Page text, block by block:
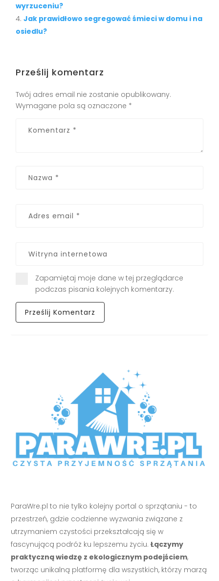
wyrzuceniu?
Jak prawidłowo segregować śmieci w domu i na
osiedlu?
Prześlij komentarz
Twój adres email nie zostanie opublikowany.
Wymagane pola są oznaczone *
Zapamiętaj moje dane w tej przeglądarce
podczas pisania kolejnych komentarzy.
ParaWre.pl to nie tylko kolejny portal o sprzątaniu - to
przestrzeń, gdzie codzienne wyzwania związane z
utrzymaniem czystości przekształcają się w
fascynującą podróż ku lepszemu życiu.Łączymy
praktyczną wiedzę z ekologicznym podejściem,
tworząc unikalną platformę dla wszystkich, którzy marzą